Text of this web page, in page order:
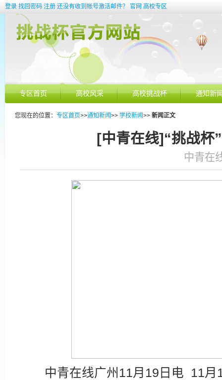
登录 找回密码 注册 还没有收到帐号激活邮件？ 官网 高校专区
专区首页 高校风采 高校挑战杯 通知新
您现在的位置： 专区首页>>通知新闻>> 学校新闻>> 新闻正文
[中青在线]“挑战杯
中青在
中青在线广州11月19日电 11月